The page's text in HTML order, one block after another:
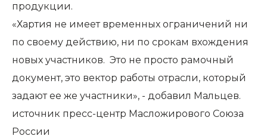
продукции.
«Хартия не имеет временных ограничений ни
по своему действию, ни по срокам вхождения
новых участников. Это не просто рамочный
документ, это вектор работы отрасли, который
задают ее же участники», - добавил Мальцев.
источник пресс-центр Масложирового Союза
России